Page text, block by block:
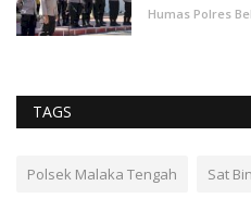
Humas Polres
TAGS
Polsek Malaka Tengah Sat